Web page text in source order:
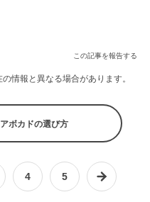
この記事を報告する
情報と異なる場合があります。
ボカドの選び方
4 5